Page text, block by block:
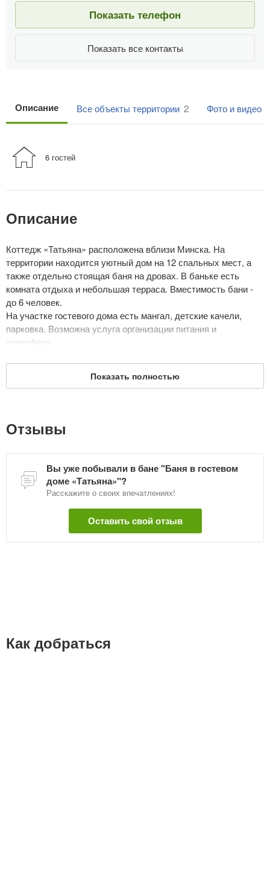
Показать телефон
Показать все контакты
Описание Все объекты территории 2 Фото и видео
6 гостей
Описание
Коттедж «Татьяна» расположена вблизи Минска. На
территории находится уютный дом на 12 спальных мест, а
также отдельно стоящая баня на дровах. В баньке есть
комната отдыха и небольшая терраса. Вместимость бани -
до 6 человек.
На участке гостевого дома есть мангал, детские качели,
парковка. Возможна услуга организации питания и
трансфера.
Показать полностью
Отзывы
Вы уже побывали в бане "Баня в гостевом
доме «Татьяна»"?
Расскажите о своих впечатлениях!
Оставить свой отзыв
Как добраться